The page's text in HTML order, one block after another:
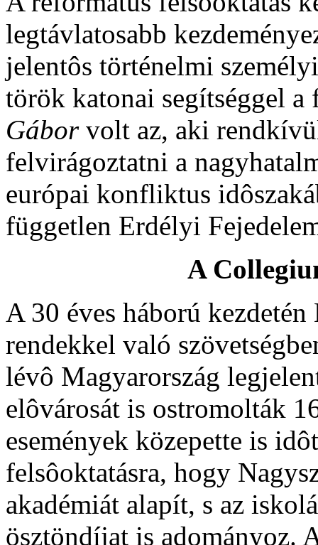
legtávlatosabb
jelentôs történelmi
török katonai segítséggel
Gábor volt az, aki
felvirágoztatni a
európai konfliktus
független Erdélyi
A
A 30 éves háború
rendekkel való
lévô Magyarország
elôvárosát is ostromolták
események közepette is
felsôoktatásra, hogy
akadémiát alapít, s az
ösztöndíjat is adományoz.